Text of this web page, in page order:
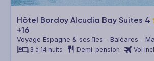
Hôtel Bordoy Alcudia Bay Suites 4
+16
Voyage Espagne & ses îles - Baléares -
3 à 14 nuits Demi-pension Vol